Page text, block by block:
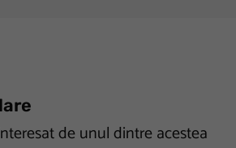
de unul dintre acestea